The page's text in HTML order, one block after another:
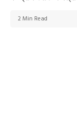
2 Min Read